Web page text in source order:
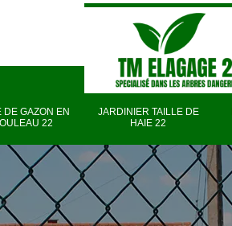
DE GAZON EN
22
JARDINIER TAILLE DE
HAIE 22